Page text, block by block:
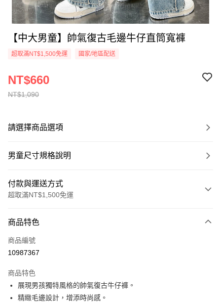
【中大男童】帥氣復古毛邊牛仔直筒寬褲
超取滿NT$1,500免運 國家/地區配送
NT$1,090
NT$660
請選擇商品選項
男童尺寸規格說明
付款與運送方式
超取滿NT$1,500免運
信用卡一次付款
信用卡分期付款
合作金庫商業銀行
華南商業銀行
彰化商業銀行
上海商業儲蓄銀行
超商取貨付款
LINE Pay
商品特色
商品編號
10987367
商品特色
展現男孩獨特風格的帥氣復古牛仔褲。
精緻毛邊設計，增添時尚感。